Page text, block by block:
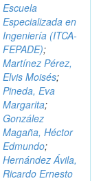
Escuela
Especializada en
Ingeniería (ITCA-
FEPADE);
Martínez Pérez,
Elvis Moisés;
Pineda, Eva
Margarita;
González
Magaña, Héctor
Edmundo;
Hernández Ávila,
Ricardo Ernesto